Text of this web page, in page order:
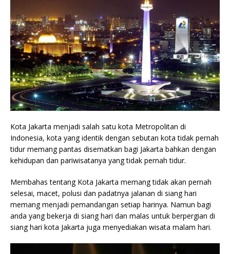
Kota Jakarta menjadi salah satu kota Metropolitan di
Indonesia, kota yang identik dengan sebutan kota tidak pernah
tidur memang pantas disematkan bagi Jakarta bahkan dengan
kehidupan dan pariwisatanya yang tidak pernah tidur.
Membahas tentang Kota Jakarta memang tidak akan pernah
selesai, macet, polusi dan padatnya jalanan di siang hari
memang menjadi pemandangan setiap harinya. Namun bagi
anda yang bekerja di siang hari dan malas untuk berpergian di
siang hari kota Jakarta juga menyediakan wisata malam hari.